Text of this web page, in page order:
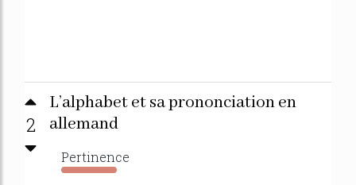
2
L’alphabet et sa prononciation en
allemand
Pertinence
215%